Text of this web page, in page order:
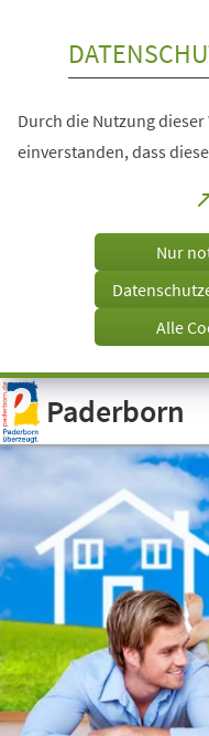
Visuelle
Assistenzsoftware
öffnen.
Durch die Nutzung
einverstanden, dass
Nur
Alle
Paderborn